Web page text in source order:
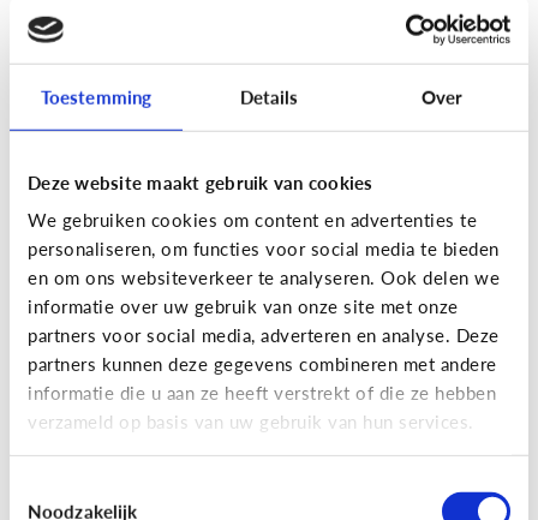
Toestemming Details Over
Deze website maakt gebruik van cookies
We gebruiken cookies om content en advertenties te
personaliseren, om functies voor social media te bieden
en om ons websiteverkeer te analyseren. Ook delen we
informatie over uw gebruik van onze site met onze
partners voor social media, adverteren en analyse. Deze
partners kunnen deze gegevens combineren met andere
informatie die u aan ze heeft verstrekt of die ze hebben
verzameld op basis van uw gebruik van hun services.
Noodzakelijk
Opvoeding
Vanaf welke leeftijd mag mijn kind
naar een scherm kijken?